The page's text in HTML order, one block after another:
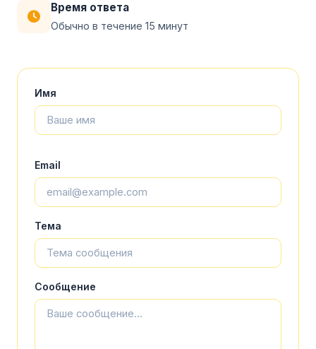
Время ответа
Обычно в течение 15 минут
Имя
Email
Тема
Сообщение